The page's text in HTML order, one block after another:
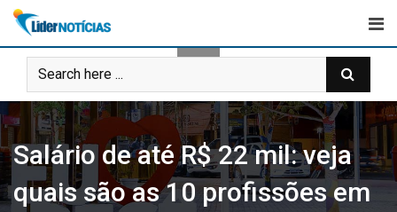
Skip
content
Salário de até R$ 22 mil: veja
quais são as 10 profissões em